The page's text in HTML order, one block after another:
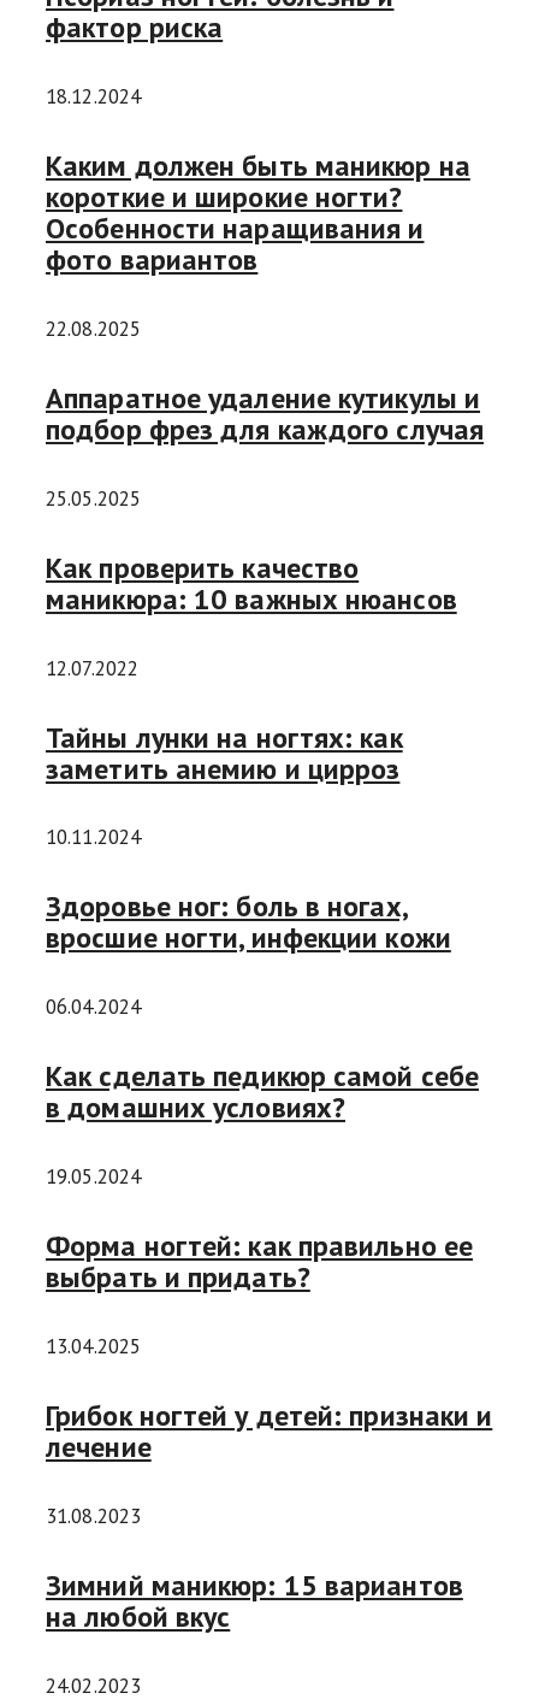
фактор риска
18.12.2024
Каким должен быть маникюр на
короткие и широкие ногти?
Особенности наращивания и
фото вариантов
22.08.2025
Аппаратное удаление кутикулы и
подбор фрез для каждого случая
25.05.2025
Как проверить качество
маникюра: 10 важных нюансов
12.07.2022
Тайны лунки на ногтях: как
заметить анемию и цирроз
10.11.2024
Здоровье ног: боль в ногах,
вросшие ногти, инфекции кожи
06.04.2024
Как сделать педикюр самой себе
в домашних условиях?
19.05.2024
Форма ногтей: как правильно ее
выбрать и придать?
13.04.2025
Грибок ногтей у детей: признаки и
лечение
31.08.2023
Зимний маникюр: 15 вариантов
на любой вкус
24.02.2023